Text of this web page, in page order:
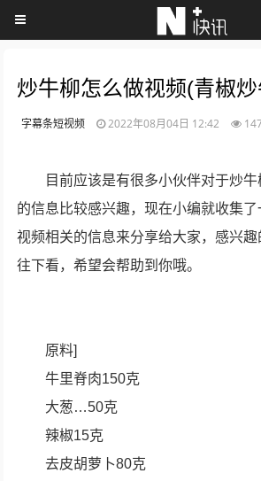
炒牛柳怎么做视频(青椒
字幕条短视频 2022年08月04日 12:42
目前应该是有很多小伙伴对于炒
的信息比较感兴趣，现在小编就收集
视频相关的信息来分享给大家，感兴
往下看，希望会帮助到你哦。
原料]
牛里脊肉150克
大葱…50克
辣椒15克
去皮胡萝卜80克